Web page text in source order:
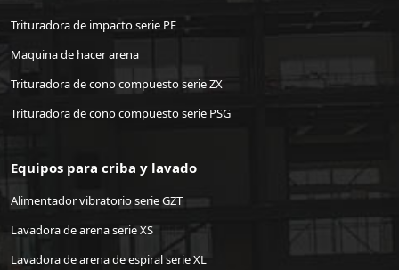
Trituradora de impacto serie PF
Maquina de hacer arena
Trituradora de cono compuesto serie ZX
Trituradora de cono compuesto serie PSG
Equipos para criba y lavado
Alimentador vibratorio serie GZT
Lavadora de arena serie XS
Lavadora de arena de espiral serie XL